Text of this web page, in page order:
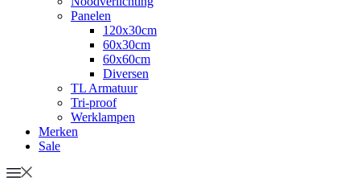
Panelen
120x30cm
60x30cm
60x60cm
Diversen
TL Armatuur
Tri-proof
Werklampen
Merken
Sale